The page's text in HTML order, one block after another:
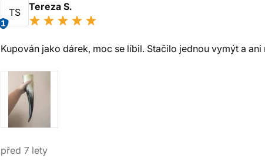
TS
1
Tereza S.
Kupován jako dárek, moc se líbil. Stačilo jednou vymýt a ani
před 7 lety